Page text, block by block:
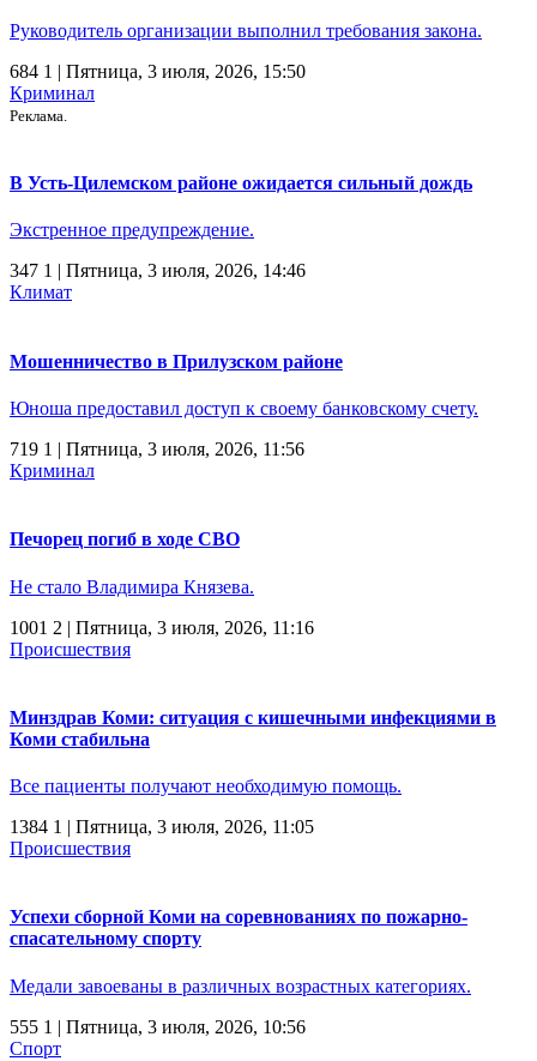
Руководитель организации выполнил требования закона.
684 1 | Пятница, 3 июля, 2026, 15:50
Криминал
Реклама.
В Усть-Цилемском районе ожидается сильный дождь
Экстренное предупреждение.
347 1 | Пятница, 3 июля, 2026, 14:46
Климат
Мошенничество в Прилузском районе
Юноша предоставил доступ к своему банковскому счету.
719 1 | Пятница, 3 июля, 2026, 11:56
Криминал
Печорец погиб в ходе СВО
Не стало Владимира Князева.
1001 2 | Пятница, 3 июля, 2026, 11:16
Происшествия
Минздрав Коми: ситуация с кишечными инфекциями в
Коми стабильна
Все пациенты получают необходимую помощь.
1384 1 | Пятница, 3 июля, 2026, 11:05
Происшествия
Успехи сборной Коми на соревнованиях по пожарно-
спасательному спорту
Медали завоеваны в различных возрастных категориях.
555 1 | Пятница, 3 июля, 2026, 10:56
Спорт